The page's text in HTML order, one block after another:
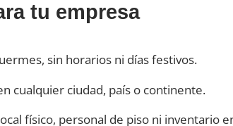
tu empresa
sin horarios ni días festivos.
cualquier ciudad, país o continente.
físico, personal de piso ni inventario